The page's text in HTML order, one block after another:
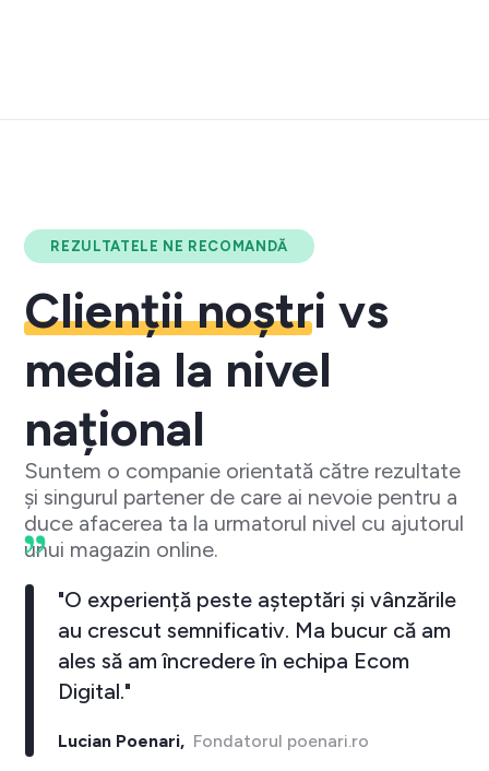
REZULTATELE NE RECOMANDĂ
Clienții noștri vs
media la nivel
național
Suntem o companie orientată către rezultate
și singurul partener de care ai nevoie pentru a
duce afacerea ta la urmatorul nivel cu ajutorul
unui magazin online.
"O experiență peste așteptări și vânzările
au crescut semnificativ. Ma bucur că am
ales să am încredere în echipa Ecom
Digital."
Lucian Poenari,Fondatorul poenari.ro